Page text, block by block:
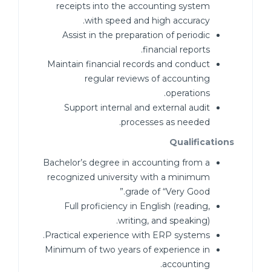
receipts into the accounting system
with speed and high accuracy.
Assist in the preparation of periodic
financial reports.
Maintain financial records and conduct
regular reviews of accounting
operations.
Support internal and external audit
processes as needed.
Qualifications
Bachelor’s degree in accounting from a
recognized university with a minimum
grade of “Very Good.”
Full proficiency in English (reading,
writing, and speaking).
Practical experience with ERP systems.
Minimum of two years of experience in
accounting.